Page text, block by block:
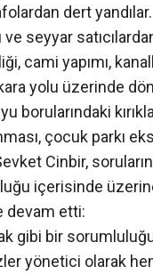
dert
ve seyyar
cami yapımı,
yolu üzerinde
borularındaki
çocuk parkı
Cinbir,
içerisinde
devam etti:
gibi bir
yönetici olarak